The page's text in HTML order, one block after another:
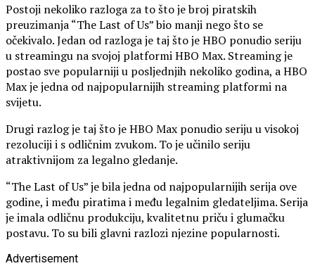
Postoji nekoliko razloga za to što je broj piratskih
preuzimanja “The Last of Us” bio manji nego što se
očekivalo. Jedan od razloga je taj što je HBO ponudio seriju
u streamingu na svojoj platformi HBO Max. Streaming je
postao sve popularniji u posljednjih nekoliko godina, a HBO
Max je jedna od najpopularnijih streaming platformi na
svijetu.
Drugi razlog je taj što je HBO Max ponudio seriju u visokoj
rezoluciji i s odličnim zvukom. To je učinilo seriju
atraktivnijom za legalno gledanje.
“The Last of Us” je bila jedna od najpopularnijih serija ove
godine, i među piratima i među legalnim gledateljima. Serija
je imala odličnu produkciju, kvalitetnu priču i glumačku
postavu. To su bili glavni razlozi njezine popularnosti.
Advertisement